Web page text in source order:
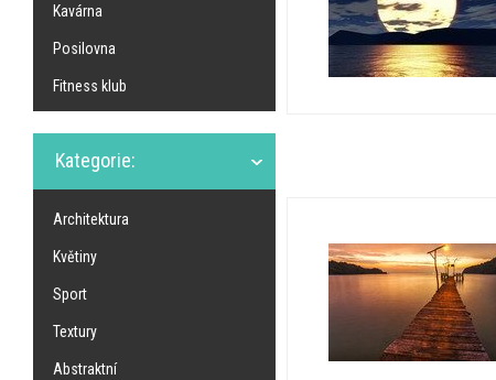
Kavárna
Posilovna
Fitness klub
Kategorie:
Architektura
Květiny
Sport
Textury
Abstraktní